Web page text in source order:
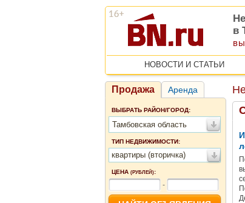
в
НОВОСТИ И СТАТЬИ
Продажа Аренда
ВЫБРАТЬ РАЙОН/ГОРОД:
Тамбовская область
ТИП НЕДВИЖИМОСТИ:
квартиры (вторичка)
ЦЕНА (РУБЛЕЙ):
-